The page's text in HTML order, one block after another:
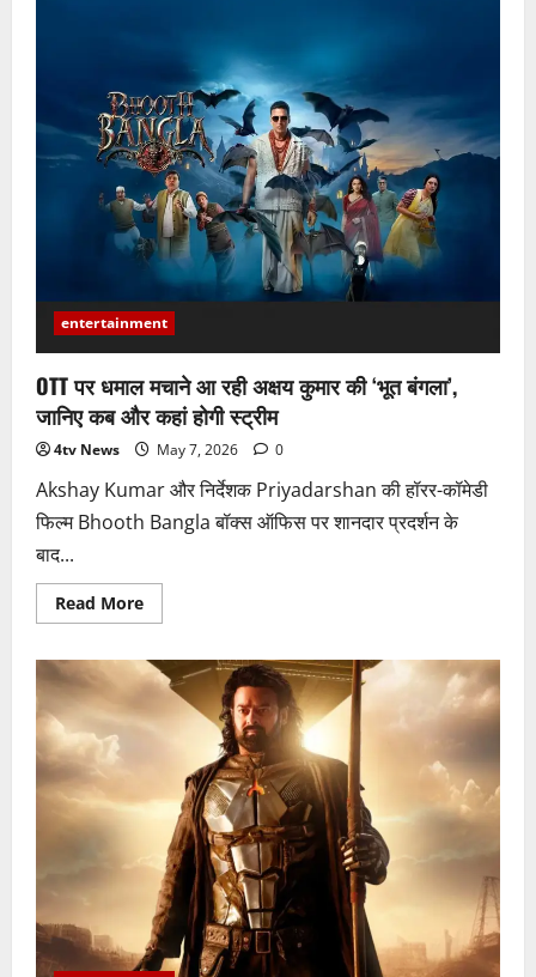
नया
अंदाज,
शो
का
टीजर
रिलीज
होते
ही
बढ़ी
फैंस
उत्सुकता
entertainment
OTT पर धमाल मचाने आ रही अक्षय कुमार की ‘भूत बंगला’,
जानिए कब और कहां होगी स्ट्रीम
4tv News May 7, 2026 0
Akshay Kumar और निर्देशक Priyadarshan की हॉरर-कॉमेडी
फिल्म Bhooth Bangla बॉक्स ऑफिस पर शानदार प्रदर्शन के
बाद...
Read MoreRead
more
पर
धमाल
आ
‘भूत
बंगला’,
जानिए
और
कहां
होगी
स्ट्रीम